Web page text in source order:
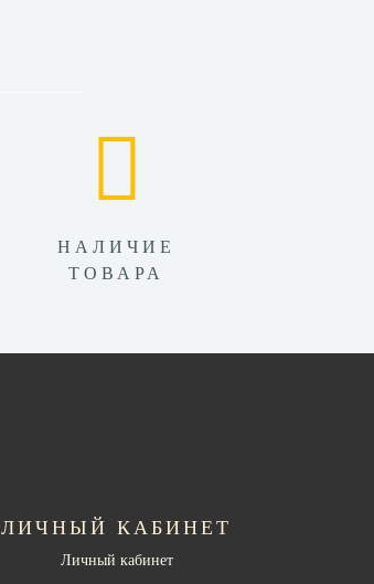
НАЛИЧИЕ
ТОВАРА
ЛИЧНЫЙ КАБИНЕТ
Личный кабинет